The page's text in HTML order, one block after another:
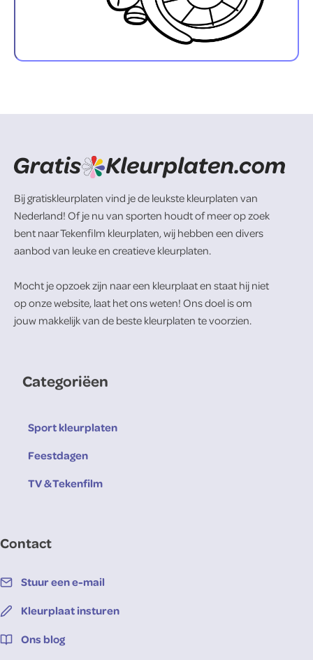
Bij gratiskleurplaten vind je de leukste kleurplaten van
Nederland! Of je nu van sporten houdt of meer op zoek
bent naar Tekenfilm kleurplaten, wij hebben een divers
aanbod van leuke en creatieve kleurplaten.
Mocht je opzoek zijn naar een kleurplaat en staat hij niet
op onze website, laat het ons weten! Ons doel is om
jouw makkelijk van de beste kleurplaten te voorzien.
Categoriëen
Sport kleurplaten
Feestdagen
TV & Tekenfilm
Contact
Stuur een e-mail
Kleurplaat insturen
Ons blog